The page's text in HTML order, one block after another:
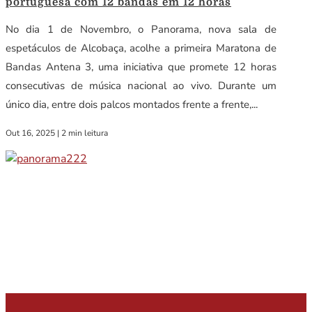
No dia 1 de Novembro, o Panorama, nova sala de
espetáculos de Alcobaça, acolhe a primeira Maratona de
Bandas Antena 3, uma iniciativa que promete 12 horas
consecutivas de música nacional ao vivo. Durante um
único dia, entre dois palcos montados frente a frente,...
Out 16, 2025 | 2 min leitura